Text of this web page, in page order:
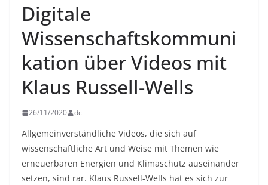
Digitale
Wissenschaftskommuni
kation über Videos mit
Klaus Russell-Wells
26/11/2020 dc
Allgemeinverständliche Videos, die sich auf
wissenschaftliche Art und Weise mit Themen wie
erneuerbaren Energien und Klimaschutz auseinander
setzen, sind rar. Klaus Russell-Wells hat es sich zur